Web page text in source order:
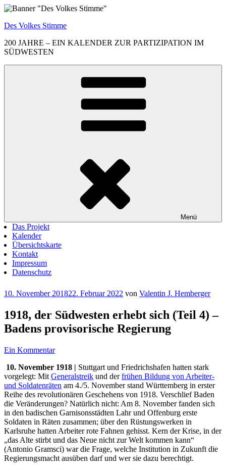
Zum
springen
Des Volkes Stimme
200 JAHRE – EIN KALENDER ZUR PARTIZIPATION IM
SÜDWESTEN
Menü
Das Projekt
Kalender
Übersichtskarte
Kontakt
Impressum
Datenschutz
Veröffentlicht
10. November 201822. Februar 2022 von Valentin J. Hemberger
1918, der Südwesten erhebt sich (Teil 4) –
Badens provisorische Regierung
Ein Kommentar
10. November 1918 | Stuttgart und Friedrichshafen hatten stark
vorgelegt: Mit Generalstreik und derfrühen Bildung von Arbeiter-
und Soldatenräten am 4./5. November stand Württemberg in erster
Reihe des revolutionären Geschehens von 1918. Verschlief Baden
die Veränderungen? Natürlich nicht: Am 8. November fanden sich
in den badischen Garnisonsstädten Lahr und Offenburg erste
Soldaten in Räten zusammen; über den Rüstungswerken in
Karlsruhe hatten Arbeiter rote Fahnen gehisst. Kern der Krise, in der
„das Alte stirbt und das Neue nicht zur Welt kommen kann“
(Antonio Gramsci) war die Frage, welche Institution in Zukunft die
Regierungsmacht ausüben darf und wer sie dazu berechtigt.